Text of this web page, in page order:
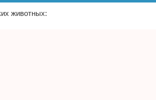
животных: